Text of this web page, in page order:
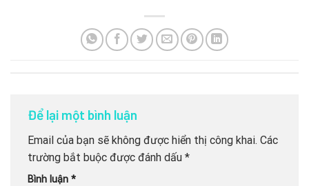
Để lại một bình luận
Email của bạn sẽ không được hiển thị công khai. Các
trường bắt buộc được đánh dấu *
Bình luận *